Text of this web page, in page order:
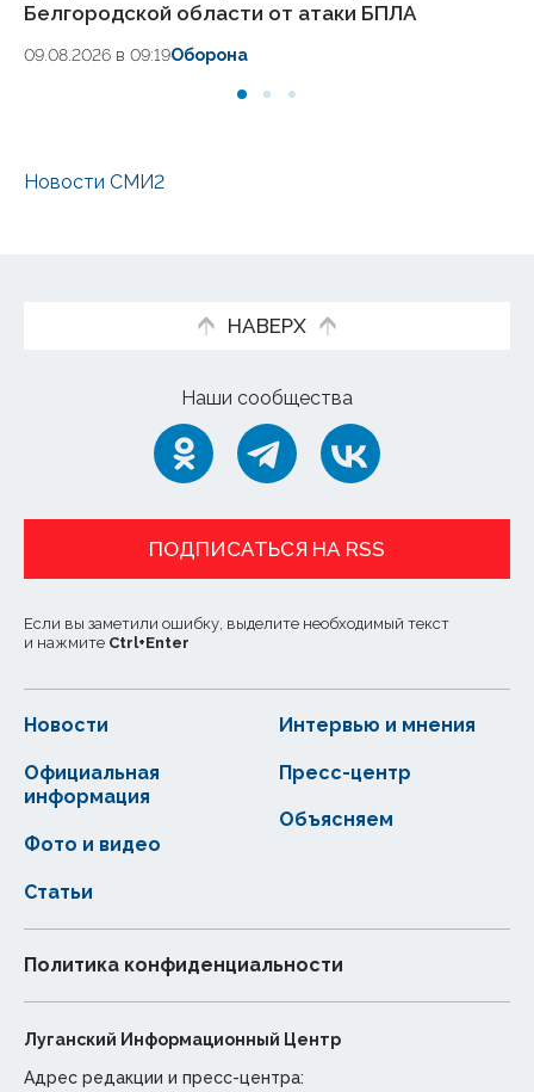
Белгородской области от атаки БПЛА
09.08.2026 в 09:19Оборона
Новости СМИ2
НАВЕРХ
Наши сообщества
ПОДПИСАТЬСЯ НА RSS
Если вы заметили ошибку, выделите необходимый текст
и нажмите Ctrl+Enter
Новости
Статьи
Официальная
информация
Интервью и мнения
Фото и видео
Пресс-центр
Объясняем
Политика конфиденциальности
Луганский Информационный Центр
Адрес редакции и пресс-центра: